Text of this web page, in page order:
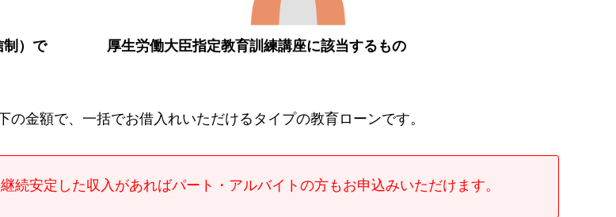
制）で
厚生労働大臣指定教育訓練講座に該当するもの
金額で、一括でお借入れいただけるタイプの教育ローンです。
続安定した収入があればパート・アルバイトの方もお申込みいただけます。